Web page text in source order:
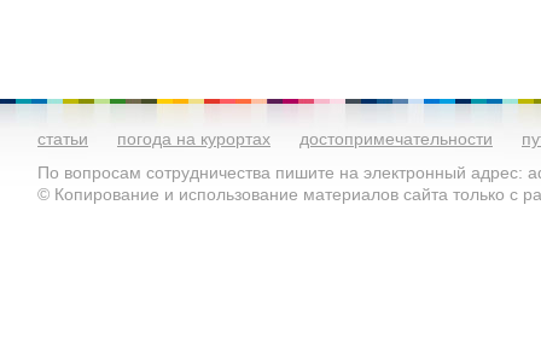
статьи погода на курортах достопримечательности
По вопросам сотрудничества пишите на электронный адрес:
© Копирование и использование материалов сайта только с